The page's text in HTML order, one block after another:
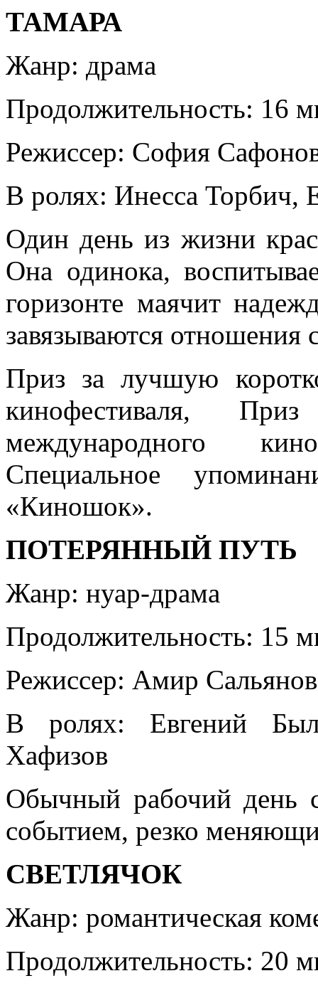
ТАМАРА
Жанр: драма
Продолжительность: 16
Режиссер: София
В ролях: Инесса Торбич,
Один день из жизни
Она одинока,
горизонте маячит
завязываются отношения
Приз за лучшую
кинофестиваля,
международного
Специальное
«Киношок».
ПОТЕРЯННЫЙ ПУТЬ
Жанр: нуар-драма
Продолжительность: 15
Режиссер: Амир Сальянов
В ролях: Евгений
Хафизов
Обычный рабочий день
событием, резко
СВЕТЛЯЧОК
Жанр: романтическая
Продолжительность: 20